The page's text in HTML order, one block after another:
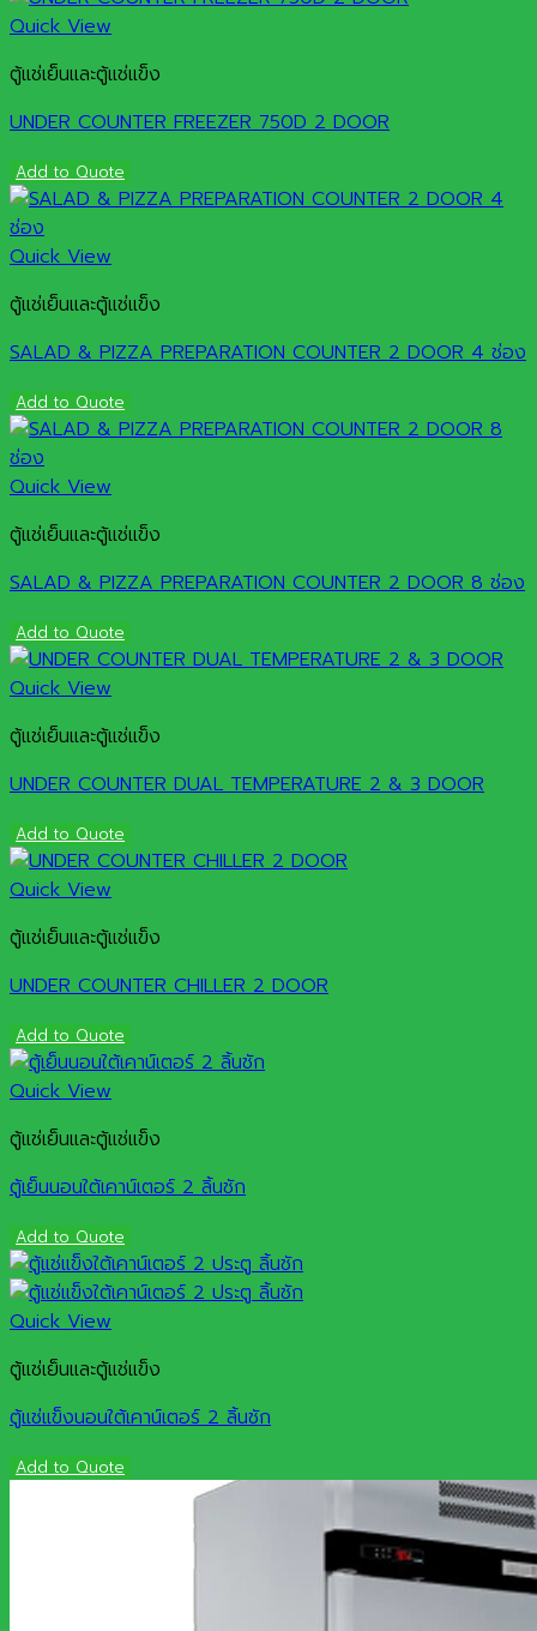
Quick View
ตู้แช่เย็นและตู้แช่แข็ง
UNDER COUNTER FREEZER 750D 2 DOOR
Add to Quote
Quick View
ตู้แช่เย็นและตู้แช่แข็ง
SALAD & PIZZA PREPARATION COUNTER 2 DOOR 4 ช่อง
Add to Quote
Quick View
ตู้แช่เย็นและตู้แช่แข็ง
SALAD & PIZZA PREPARATION COUNTER 2 DOOR 8 ช่อง
Add to Quote
Quick View
ตู้แช่เย็นและตู้แช่แข็ง
UNDER COUNTER DUAL TEMPERATURE 2 & 3 DOOR
Add to Quote
Quick View
ตู้แช่เย็นและตู้แช่แข็ง
UNDER COUNTER CHILLER 2 DOOR
Add to Quote
Quick View
ตู้แช่เย็นและตู้แช่แข็ง
ตู้เย็นนอนใต้เคาน์เตอร์ 2 ลิ้นชัก
Add to Quote
Quick View
ตู้แช่เย็นและตู้แช่แข็ง
ตู้แช่แข็งนอนใต้เคาน์เตอร์ 2 ลิ้นชัก
Add to Quote